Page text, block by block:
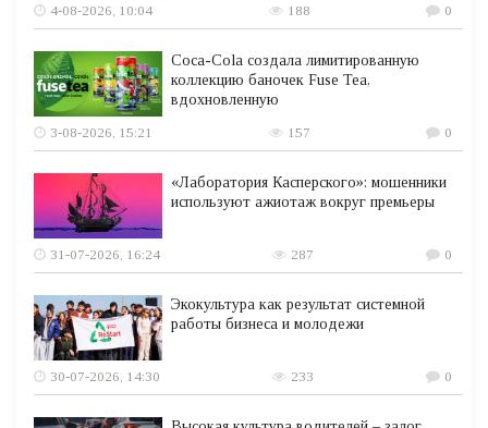
4-08-2026, 10:04
188 0
Coca-Cola создала лимитированную
коллекцию баночек Fuse Tea,
вдохновленную
3-08-2026, 15:21
157 0
«Лаборатория Касперского»: мошенники
используют ажиотаж вокруг премьеры
31-07-2026, 16:24 287 0
Экокультура как результат системной
работы бизнеса и молодежи
30-07-2026, 14:30 233 0